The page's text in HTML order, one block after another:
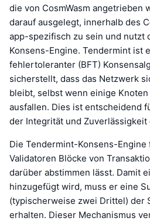
die von CosmWasm angetrieben
darauf ausgelegt, innerhalb des
app-spezifisch zu sein und nutzt
Konsens-Engine. Tendermint ist
fehlertoleranter (BFT)
sicherstellt, dass das Netzwerk
bleibt, selbst wenn einige
ausfallen. Dies ist entscheidend
der Integrität und Zuverlässigkeit
Die Tendermint-Konsens-
Validatoren Blöcke von
darüber abstimmen lässt. Damit
hinzugefügt wird, muss er eine
(typischerweise zwei Drittel) der
erhalten. Dieser Mechanismus